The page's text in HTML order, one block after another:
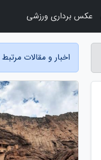
اخبار و مقالات مرتبط
عکس برداری ورزشی